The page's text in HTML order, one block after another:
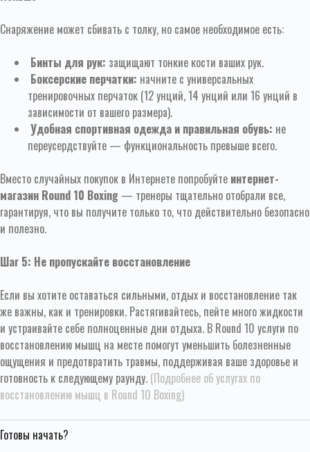
Снаряжение может сбивать с толку, но самое необходимое есть:
Бинты для рук: защищают тонкие кости ваших рук.
Боксерские перчатки: начните с универсальных
тренировочных перчаток (12 унций, 14 унций или 16 унций в
зависимости от вашего размера).
Удобная спортивная одежда и правильная обувь: не
переусердствуйте — функциональность превыше всего.
Вместо случайных покупок в Интернете попробуйте интернет-
магазин Round 10 Boxing — тренеры тщательно отобрали все,
гарантируя, что вы получите только то, что действительно безопасно
и полезно.
Шаг 5: Не пропускайте восстановление
Если вы хотите оставаться сильными, отдых и восстановление так
же важны, как и тренировки. Растягивайтесь, пейте много жидкости
и устраивайте себе полноценные дни отдыха. В Round 10 услуги по
восстановлению мышц на месте помогут уменьшить болезненные
ощущения и предотвратить травмы, поддерживая ваше здоровье и
готовность к следующему раунду. (Подробнее об услугах по
восстановлению мышц в Round 10 Boxing)
Готовы начать?